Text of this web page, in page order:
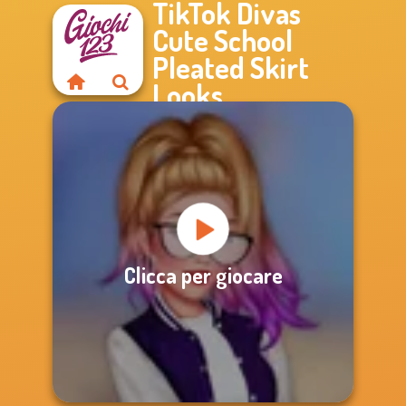
TikTok Divas
Cute School
Pleated Skirt
Looks
Clicca per giocare